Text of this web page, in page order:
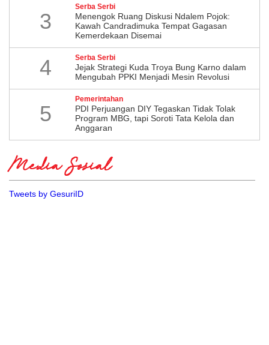
3
Serba Serbi
Menengok Ruang Diskusi Ndalem Pojok:
Kawah Candradimuka Tempat Gagasan
Kemerdekaan Disemai
4 Serba Serbi
Jejak Strategi Kuda Troya Bung Karno dalam
Mengubah PPKI Menjadi Mesin Revolusi
5
Pemerintahan
PDI Perjuangan DIY Tegaskan Tidak Tolak
Program MBG, tapi Soroti Tata Kelola dan
Anggaran
Media Sosial
Tweets by GesuriID